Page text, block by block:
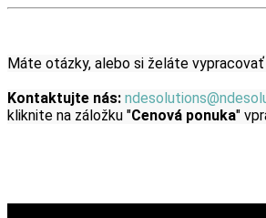
Máte otázky, alebo si želáte vypracovať
Kontaktujte nás:
kliknite na záložku "Cenová ponuka"